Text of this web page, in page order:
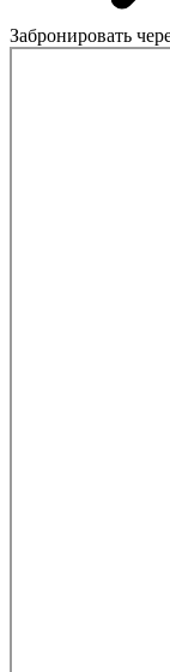
Забронировать